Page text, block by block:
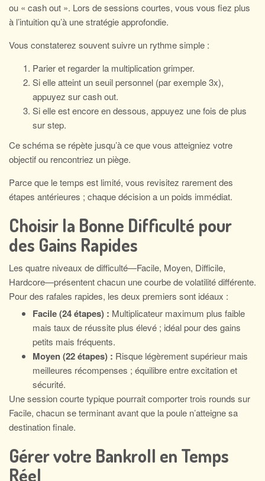
ou « cash out ». Lors de sessions courtes, vous vous fiez plus
à l’intuition qu’à une stratégie approfondie.
Vous constaterez souvent suivre un rythme simple :
Parier et regarder la multiplication grimper.
Si elle atteint un seuil personnel (par exemple 3x),
appuyez sur cash out.
Si elle est encore en dessous, appuyez une fois de plus
sur step.
Ce schéma se répète jusqu’à ce que vous atteigniez votre
objectif ou rencontriez un piège.
Parce que le temps est limité, vous revisitez rarement des
étapes antérieures ; chaque décision a un poids immédiat.
Choisir la Bonne Difficulté pour
des Gains Rapides
Les quatre niveaux de difficulté—Facile, Moyen, Difficile,
Hardcore—présentent chacun une courbe de volatilité différente.
Pour des rafales rapides, les deux premiers sont idéaux :
Facile (24 étapes) : Multiplicateur maximum plus faible
mais taux de réussite plus élevé ; idéal pour des gains
petits mais fréquents.
Moyen (22 étapes) : Risque légèrement supérieur mais
meilleures récompenses ; équilibre entre excitation et
sécurité.
Une session courte typique pourrait comporter trois rounds sur
Facile, chacun se terminant avant que la poule n’atteigne sa
destination finale.
Gérer votre Bankroll en Temps
Réel